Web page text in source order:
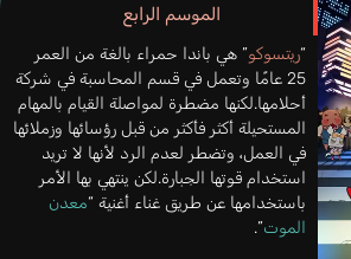
الموسم الرابع
“ريتسوكو” هي باندا حمراء بالغة من العمر
25 عامًا وتعمل في قسم المحاسبة في شركة
أحلامها.لكنها مضطرة لمواصلة القيام بالمهام
المستحيلة أكثر فأكثر من قبل رؤسائها وزملائها
في العمل، وتضطر لعدم الرد لأنها لا تريد
استخدام قوتها الجبارة.لكن ينتهي بها الأمر
باستخدامها عن طريق غناء أغنية “معدن
الموت”.